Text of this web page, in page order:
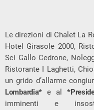
Le direzioni di Chalet La
Hotel Girasole 2000,
Sci Gallo Cedrone,
Ristorante I Laghetti,
un grido d’allarme
Lombardia* e al
imminenti e